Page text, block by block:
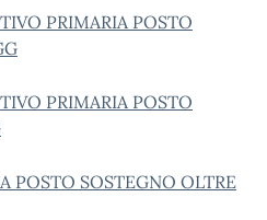
PRIMARIA POSTO
PRIMARIA POSTO
POSTO SOSTEGNO OLTRE